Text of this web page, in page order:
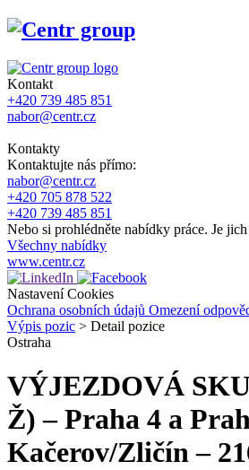
Kontakt
+420 739 485 851
nabor@centr.cz
Kontakty
Kontaktujte nás přímo:
nabor@centr.cz
+420 705 878 522
+420 739 485 851
Nebo si prohlédněte nabídky práce. Je
Všechny nabídky
www.centr.cz
Nastavení Cookies
Ochrana osobních údajů Omezení
Výpis pozic > Detail pozice
Ostraha
VÝJEZDOVÁ
Ž) – Praha 4 a
Kačerov/Zličín –